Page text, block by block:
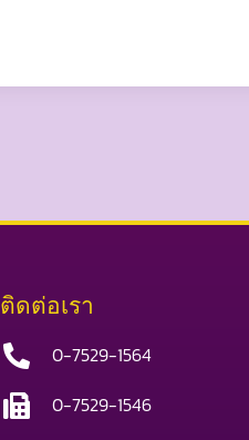
ติดต่อเรา
0-7529-1564
0-7529-1546